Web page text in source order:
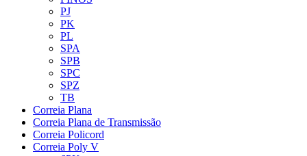
PJ
PK
PL
SPA
SPB
SPC
SPZ
TB
Correia Plana
Correia Plana de Transmissão
Correia Policord
Correia Poly V